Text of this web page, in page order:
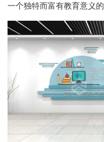
一个独特而富有教育意义的